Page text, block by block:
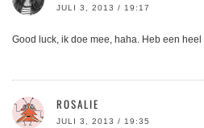
JULI 3, 2013 / 19:17
Good luck, ik doe mee, haha. Heb een
ROSALIE
JULI 3, 2013 / 19:35